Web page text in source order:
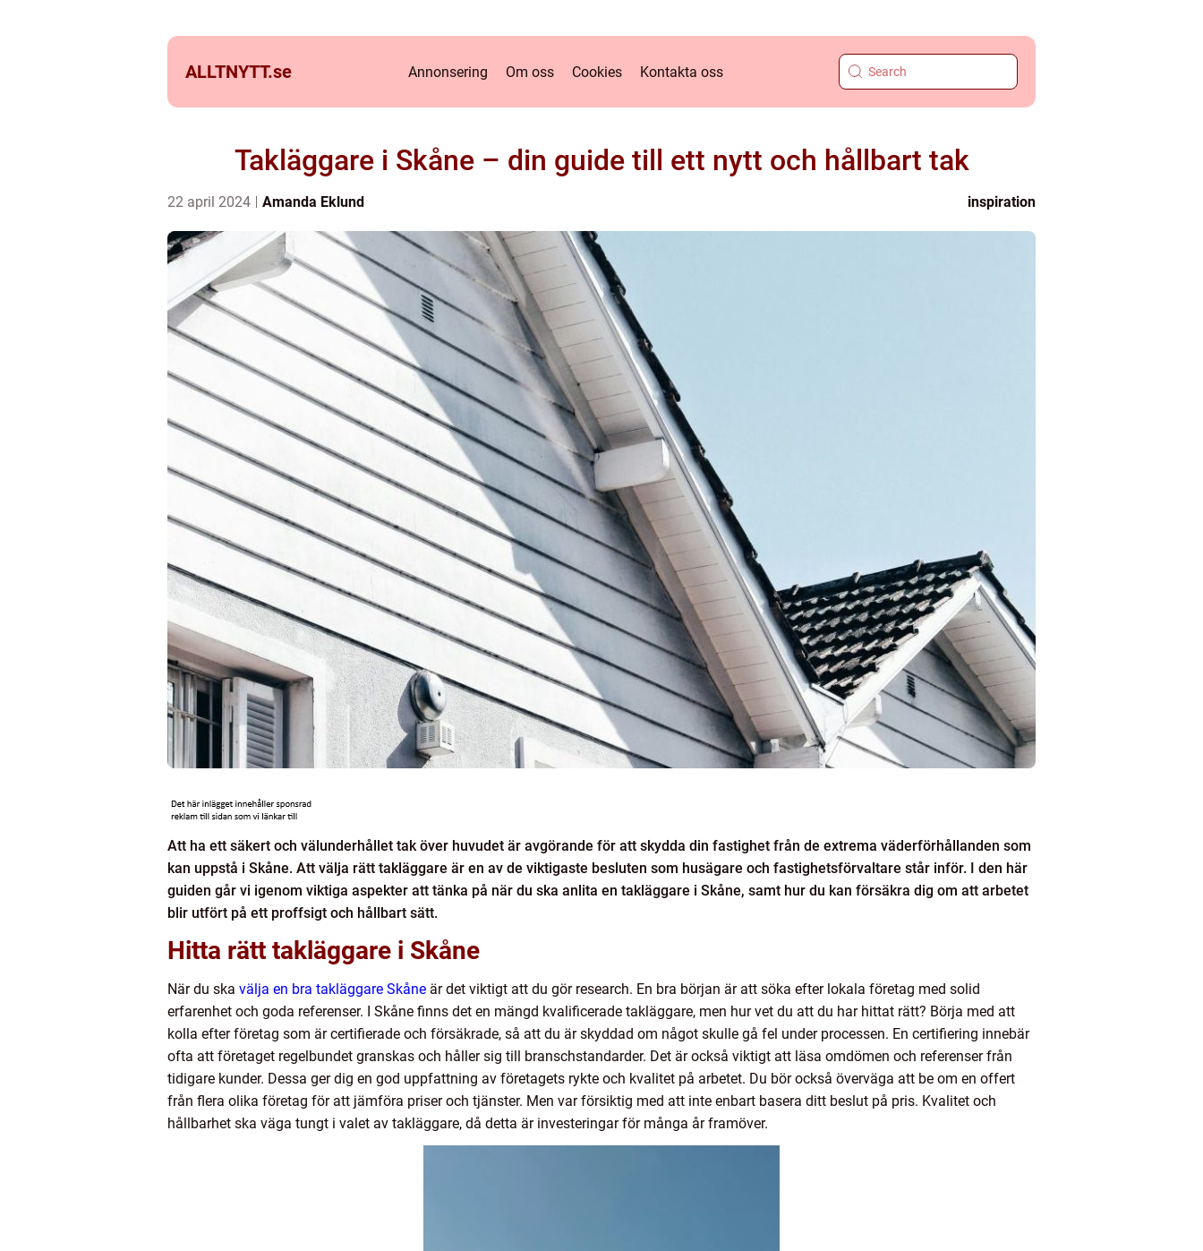
ALLTNYTT.se Annonsering Om oss Cookies Kontakta oss
Takläggare i Skåne – din guide till ett nytt och hållbart tak
22 april 2024 Amanda Eklund inspiration
Att ha ett säkert och välunderhållet tak över huvudet är avgörande för att skydda din fastighet från de extrema väderförhållanden som
kan uppstå i Skåne. Att välja rätt takläggare är en av de viktigaste besluten som husägare och fastighetsförvaltare står inför. I den här
guiden går vi igenom viktiga aspekter att tänka på när du ska anlita en takläggare i Skåne, samt hur du kan försäkra dig om att arbetet
blir utfört på ett proffsigt och hållbart sätt.
Hitta rätt takläggare i Skåne
När du ska välja en bra takläggare Skåne är det viktigt att du gör research. En bra början är att söka efter lokala företag med solid
erfarenhet och goda referenser. I Skåne finns det en mängd kvalificerade takläggare, men hur vet du att du har hittat rätt? Börja med att
kolla efter företag som är certifierade och försäkrade, så att du är skyddad om något skulle gå fel under processen. En certifiering innebär
ofta att företaget regelbundet granskas och håller sig till branschstandarder. Det är också viktigt att läsa omdömen och referenser från
tidigare kunder. Dessa ger dig en god uppfattning av företagets rykte och kvalitet på arbetet. Du bör också överväga att be om en offert
från flera olika företag för att jämföra priser och tjänster. Men var försiktig med att inte enbart basera ditt beslut på pris. Kvalitet och
hållbarhet ska väga tungt i valet av takläggare, då detta är investeringar för många år framöver.